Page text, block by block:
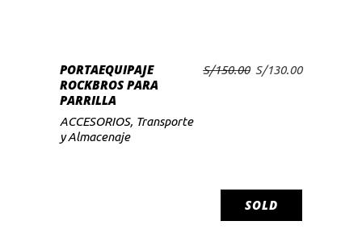
AÑADIR AL CARRITO
PORTAEQUIPAJE
ROCKBROS PARA
PARRILLA
S/150.00 El
S/130.00El
ACCESORIOS, Transporte
y Almacenaje
SOLD